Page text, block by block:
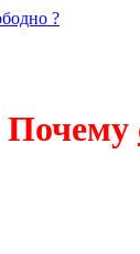
?
Почему